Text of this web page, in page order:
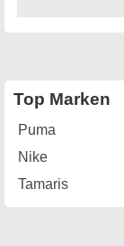
Top Marken
Puma
Nike
Tamaris